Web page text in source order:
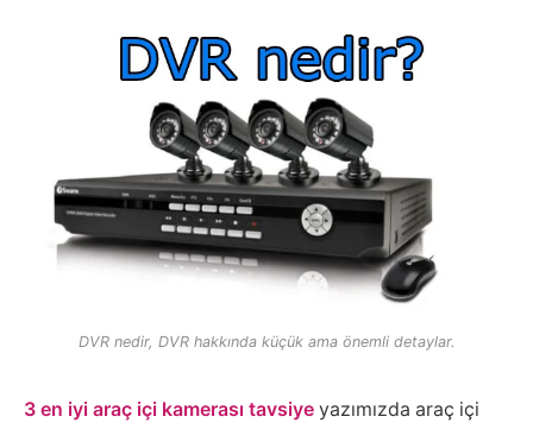
DVR nedir, DVR hakkında küçük ama önemli detaylar.
3 en iyi araç içi kamerası tavsiye yazımızda araç içi